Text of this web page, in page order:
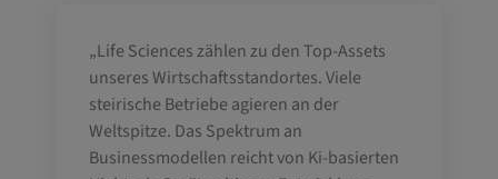
„Life Sciences zählen zu den Top-Assets
unseres Wirtschaftsstandortes. Viele
steirische Betriebe agieren an der
Weltspitze. Das Spektrum an
Businessmodellen reicht von Ki-basierten